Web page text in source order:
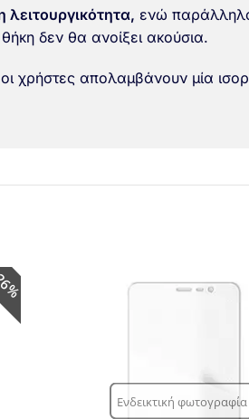
ενώ παράλληλα
θήκη δεν θα ανοίξει ακούσια.
χρήστες απολαμβάνουν μία
Ενδεικτική φωτογραφία